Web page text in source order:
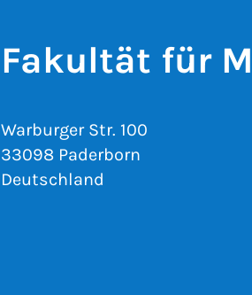
Fakultät für
Warburger Str. 100
33098 Paderborn
Deutschland